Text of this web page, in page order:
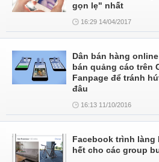
gọn lẹ" nhất
16:29 14/04/2017
Dân bán hàng
bán quảng cáo trên
Fanpage để tránh
đâu
16:13 11/10/2016
Facebook trình làng
hết cho các group